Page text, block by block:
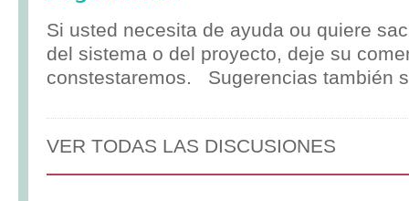
Si usted necesita de ayuda ou quiere
del sistema o del proyecto, deje su
constestaremos. Sugerencias también
VER TODAS LAS DISCUSIONES